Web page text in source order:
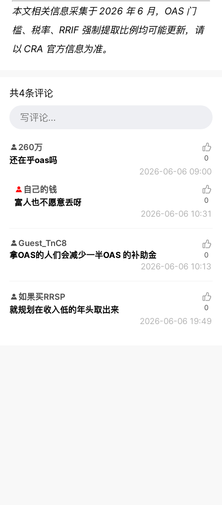
本文相关信息采集于 2026 年 6 月，OAS 门
槛、税率、RRIF 强制提取比例均可能更新，请
以 CRA 官方信息为准。
共4条评论
260万
还在乎oas吗
2026-06-06 09:00
0
自己的钱
富人也不愿意丢呀
2026-06-06 10:31
0
Guest_TnC8
拿OAS的人们会减少一半OAS 的补助金
2026-06-06 10:13
0
如果买RRSP
就规划在收入低的年头取出来
2026-06-06 19:49
0